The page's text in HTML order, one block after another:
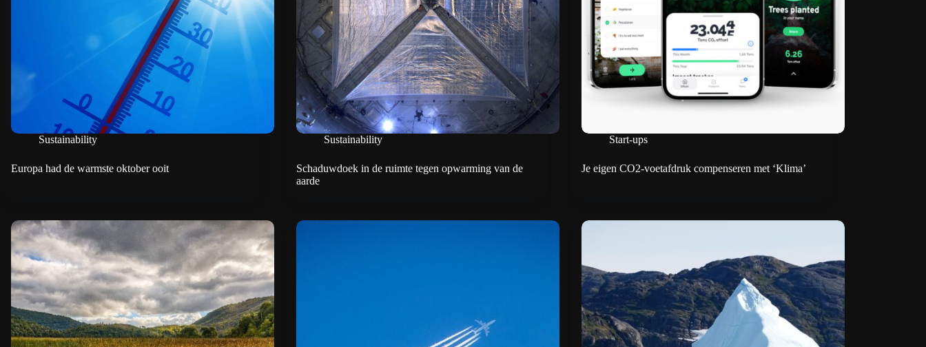
Sustainability
Europa had de warmste oktober ooit
Sustainability
Schaduwdoek in de ruimte tegen opwarming van de
aarde
Start-ups
Je eigen CO2-voetafdruk compenseren met ‘Klima’